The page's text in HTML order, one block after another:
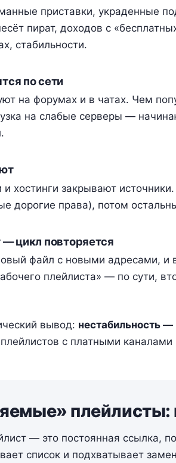
приставки, украденные
пират, доходов с
стабильности.
по сети
на форумах и в чатах. Чем
на слабые серверы —
хостинги закрывают
дорогие права), потом
цикл повторяется
файл с новыми адресами, и
плейлиста» — по сути,
вывод: нестабильность —
с платными
плейлисты:
— это постоянная ссылка,
список и подхватывает